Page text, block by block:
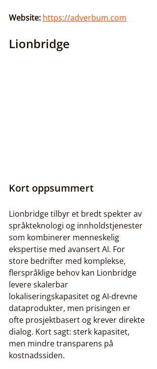
Website: https://adverbum.com
Lionbridge
Kort oppsummert
Lionbridge tilbyr et bredt spekter av
språkteknologi og innholdstjenester
som kombinerer menneskelig
ekspertise med avansert AI. For
store bedrifter med komplekse,
flerspråklige behov kan Lionbridge
levere skalerbar
lokaliseringskapasitet og AI-drevne
dataprodukter, men prisingen er
ofte prosjektbasert og krever direkte
dialog. Kort sagt: sterk kapasitet,
men mindre transparens på
kostnadssiden.